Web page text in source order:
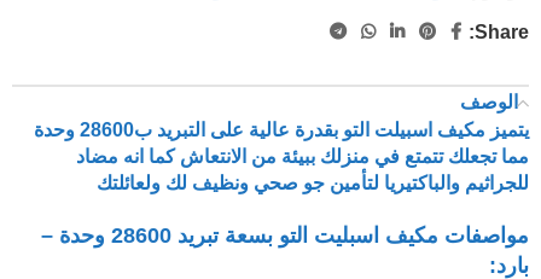
Share:
الوصف
يتميز مكيف اسبيلت التو بقدرة عالية على التبريد ب28600 وحدة
مما تجعلك تتمتع في منزلك ببيئة من الانتعاش كما انه مضاد
للجراثيم والباكتيريا لتأمين جو صحي ونظيف لك ولعائلتك
مواصفات مكيف اسبليت التو بسعة تبريد 28600 وحدة –
بارد: